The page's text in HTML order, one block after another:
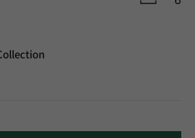
Sheet, HFLOR